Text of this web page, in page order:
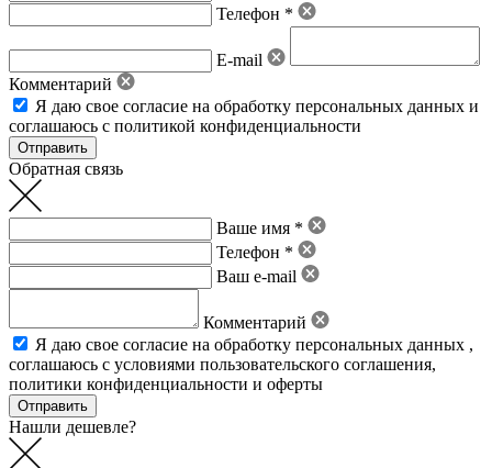
Телефон *
E-mail
Комментарий
Я даю свое согласие на обработку персональных данных и
соглашаюсь с политикой конфиденциальности
Обратная связь
Ваше имя *
Телефон *
Ваш e-mail
Комментарий
Я даю свое согласие на обработку персональных данных ,
соглашаюсь с условиями пользовательского соглашения,
политики конфиденциальности и оферты
Нашли дешевле?